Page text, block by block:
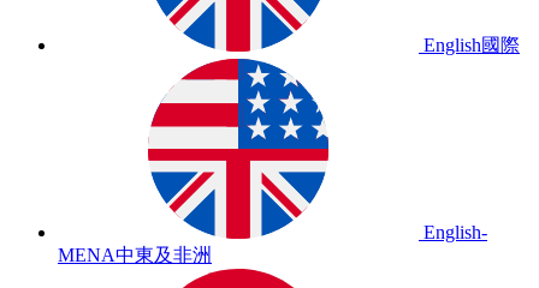
English國際
English-
MENA中東及非洲